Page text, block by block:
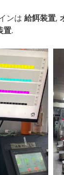
ンは給餌装置,
置.